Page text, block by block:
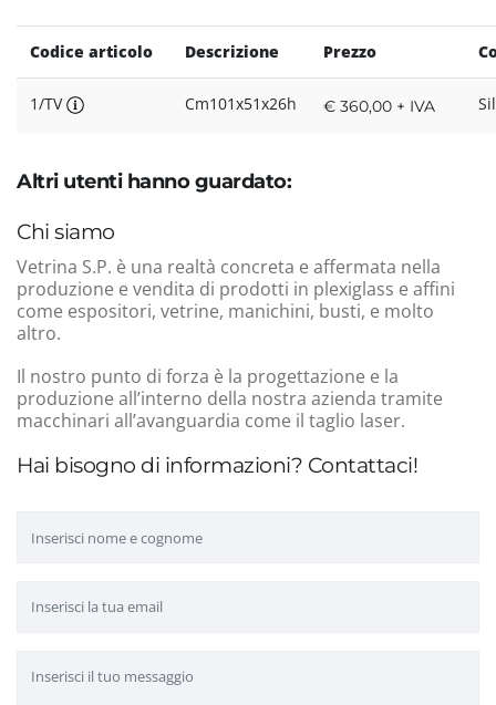
Codice articolo Descrizione Prezzo
1/TV Cm101x51x26h € 360,00 + IVA
Hai bisogno di informazioni? Contattaci!
Chi siamo
Vetrina S.P. è una realtà concreta e affermata nella
produzione e vendita di prodotti in plexiglass e affini
come espositori, vetrine, manichini, busti, e molto
altro.
Il nostro punto di forza è la progettazione e la
produzione all’interno della nostra azienda tramite
macchinari all’avanguardia come il taglio laser.
Altri utenti hanno guardato: